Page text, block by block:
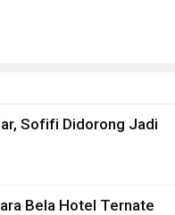
Sofifi Didorong Jadi
Bela Hotel Ternate